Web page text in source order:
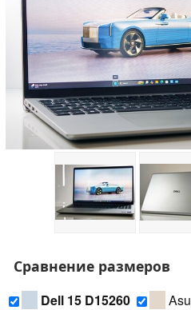
Сравнение размеров
Dell 15 D15260